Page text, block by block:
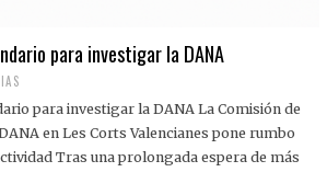
para investigar la DANA
para investigar la DANA La Comisión de
en Les Corts Valencianes pone rumbo
Tras una prolongada espera de más